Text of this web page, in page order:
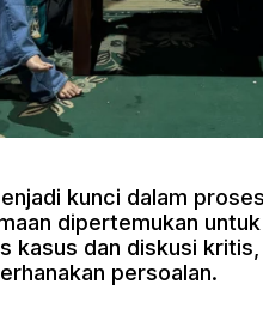
kunci dalam
dipertemukan
kasus dan diskusi
persoalan.